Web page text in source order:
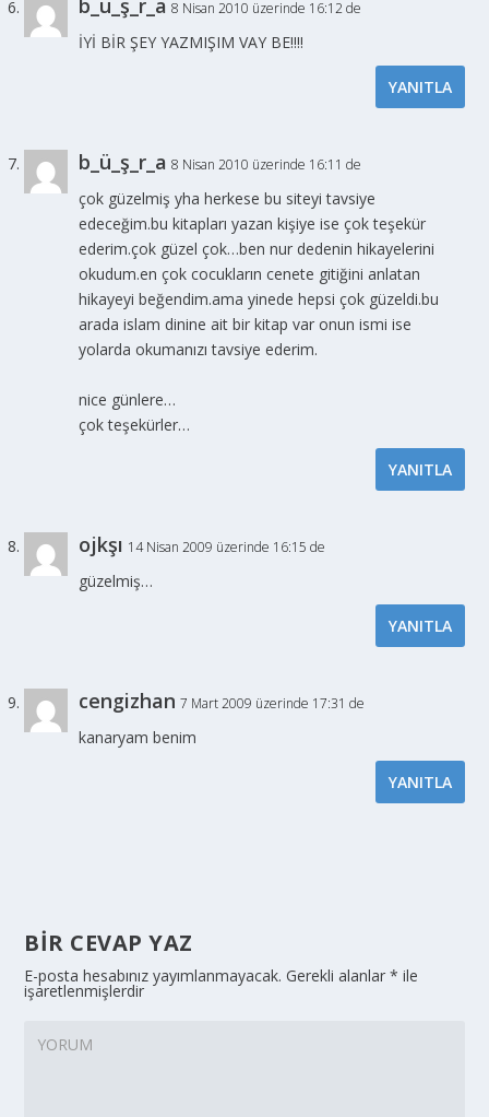
b_ü_ş_r_a 8 Nisan 2010 üzerinde 16:12 de
İYİ BİR ŞEY YAZMIŞIM VAY BE!!!!
YANITLA
b_ü_ş_r_a 8 Nisan 2010 üzerinde 16:11 de
çok güzelmiş yha herkese bu siteyi tavsiye
edeceğim.bu kitapları yazan kişiye ise çok teşekür
ederim.çok güzel çok…ben nur dedenin hikayelerini
okudum.en çok cocukların cenete gitiğini anlatan
hikayeyi beğendim.ama yinede hepsi çok güzeldi.bu
arada islam dinine ait bir kitap var onun ismi ise
yolarda okumanızı tavsiye ederim.
nice günlere…
çok teşekürler…
YANITLA
ojkşı 14 Nisan 2009 üzerinde 16:15 de
güzelmiş…
YANITLA
cengizhan 7 Mart 2009 üzerinde 17:31 de
kanaryam benim
YANITLA
BIR CEVAP YAZ
E-posta hesabınız yayımlanmayacak. Gerekli alanlar* ile
işaretlenmişlerdir